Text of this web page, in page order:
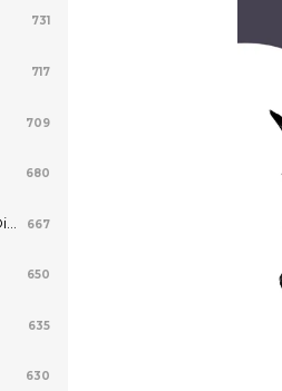
731
717
709
680
667
650
635
630